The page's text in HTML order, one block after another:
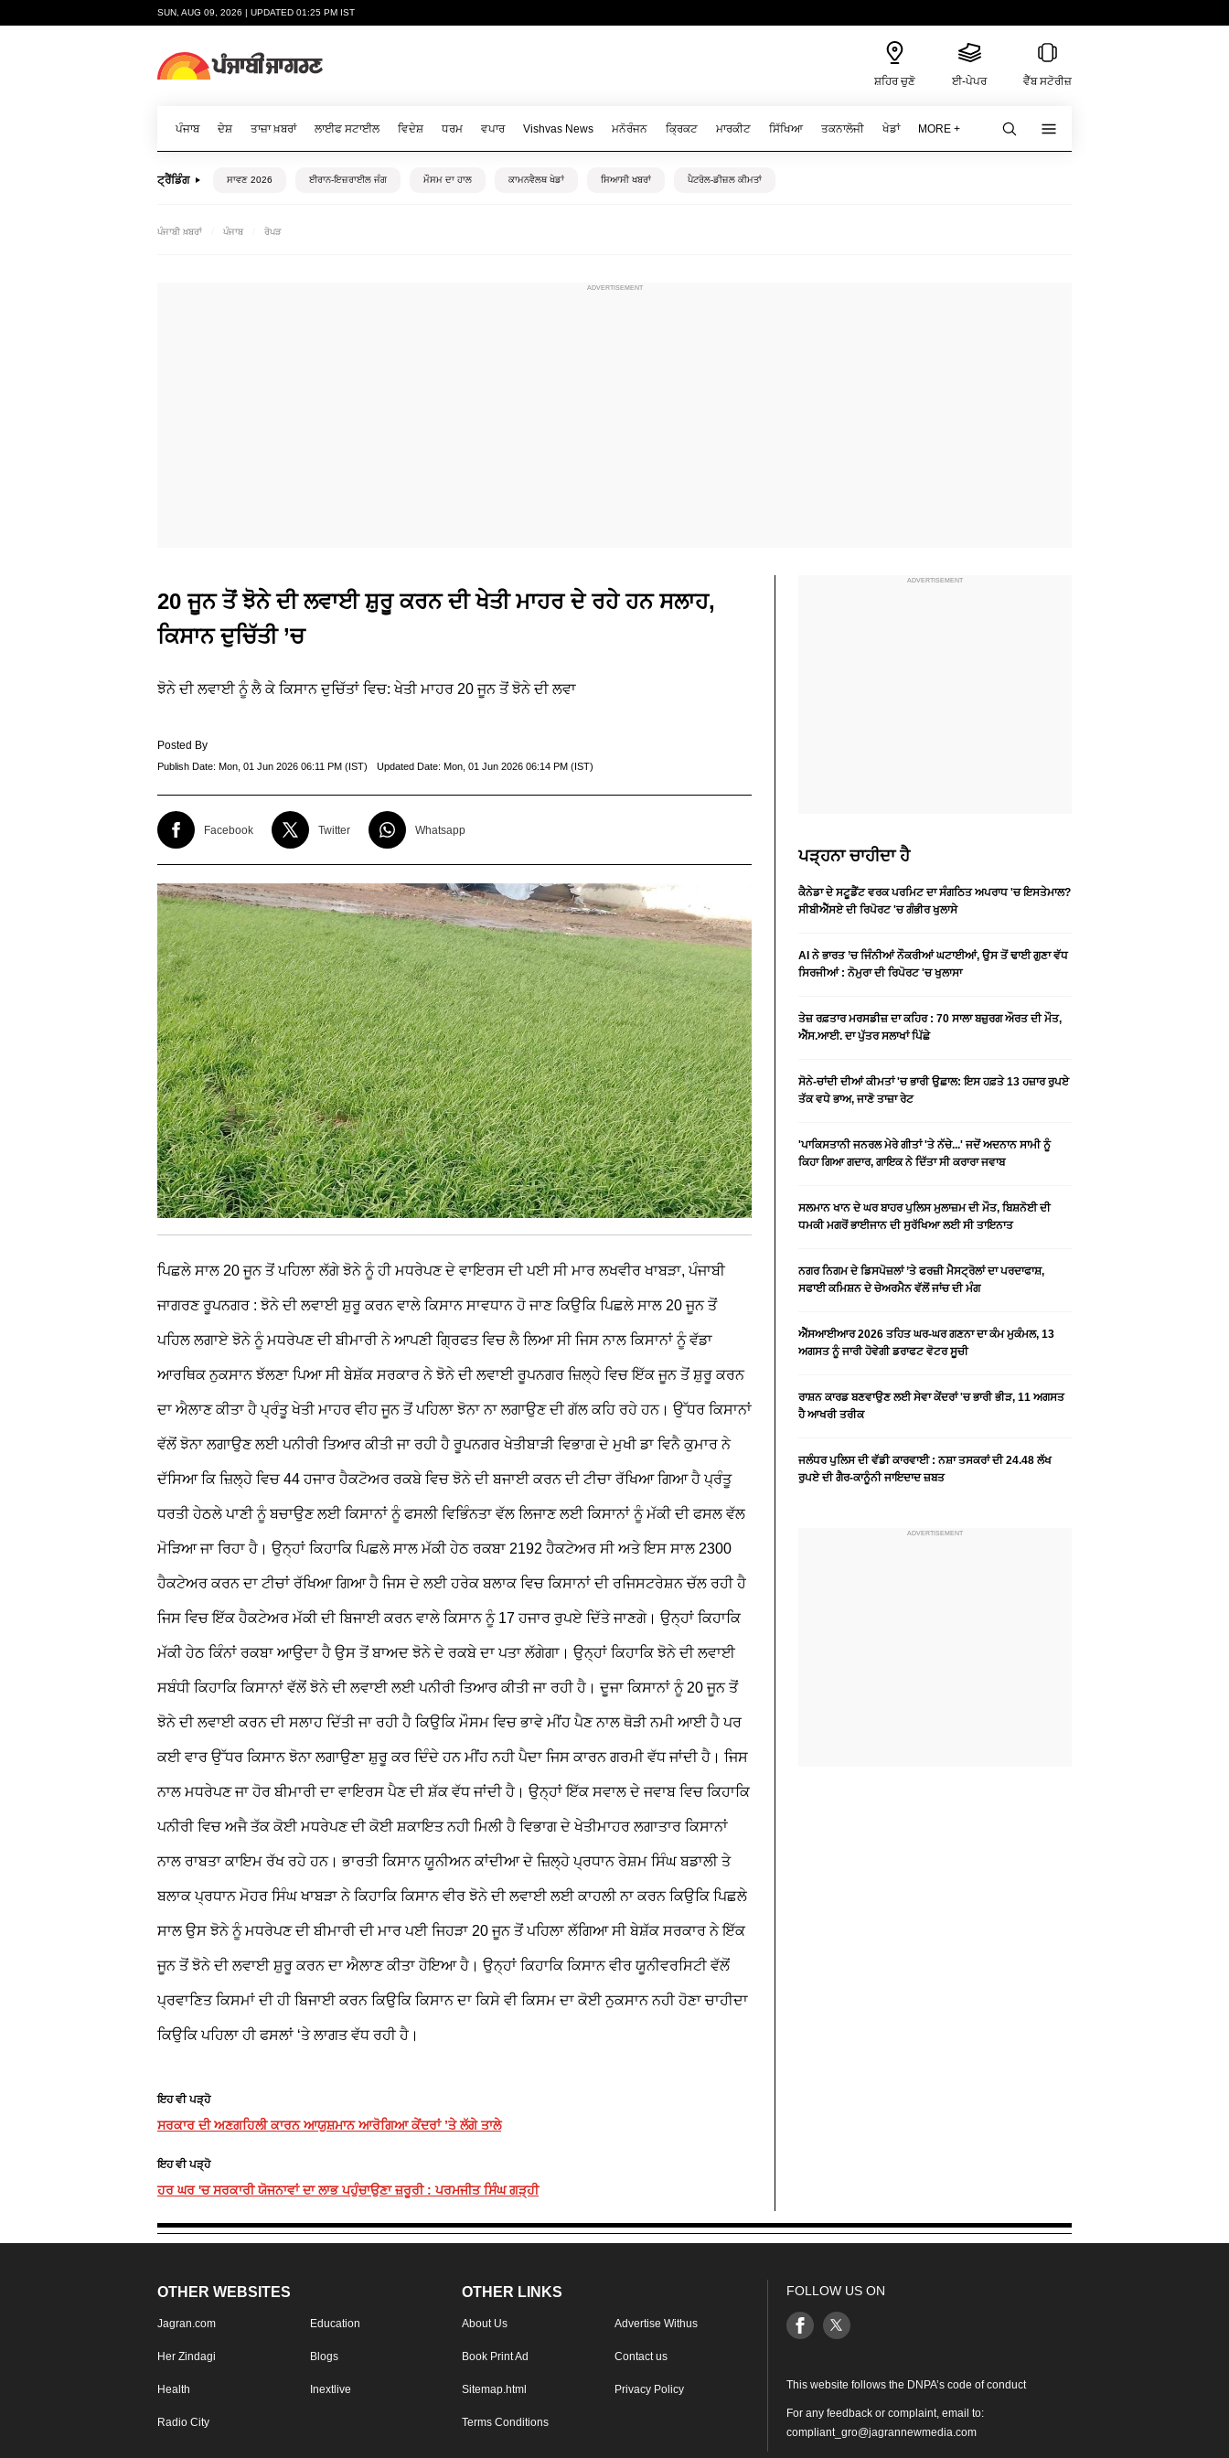
SUN, AUG 09, 2026 | UPDATED 01:25 PM IST
ਸ਼ਹਿਰ ਚੁਣੋ ਈ-ਪੇਪਰ ਵੈੱਬ ਸਟੋਰੀਜ਼
ਪੰਜਾਬ ਦੇਸ਼ ਤਾਜ਼ਾ ਖ਼ਬਰਾਂ ਲਾਈਫ ਸਟਾਈਲ ਵਿਦੇਸ਼ ਧਰਮ ਵਪਾਰ Vishvas News ਮਨੋਰੰਜਨ ਕ੍ਰਿਕਟ ਮਾਰਕੀਟ ਸਿੱਖਿਆ ਤਕਨਾਲੋਜੀ ਖੇਡਾਂ MORE +
ਟ੍ਰੈਂਡਿੰਗ ਸਾਵਣ 2026 ਈਰਾਨ-ਇਜ਼ਰਾਈਲ ਜੰਗ ਮੌਸਮ ਦਾ ਹਾਲ ਕਾਮਨਵੈਲਥ ਖੇਡਾਂ ਸਿਆਸੀ ਖਬਰਾਂ ਪੈਟਰੋਲ-ਡੀਜ਼ਲ ਕੀਮਤਾਂ
ਪੰਜਾਬੀ ਖ਼ਬਰਾਂ ਪੰਜਾਬ ਰੋਪੜ
20 ਜੂਨ ਤੋਂ ਝੋਨੇ ਦੀ ਲਵਾਈ ਸ਼ੁਰੂ ਕਰਨ ਦੀ ਖੇਤੀ ਮਾਹਰ ਦੇ ਰਹੇ ਹਨ ਸਲਾਹ,
ਕਿਸਾਨ ਦੁਚਿੱਤੀ ’ਚ
ਝੋਨੇ ਦੀ ਲਵਾਈ ਨੂੰ ਲੈ ਕੇ ਕਿਸਾਨ ਦੁਚਿੱਤਾਂ ਵਿਚ: ਖੇਤੀ ਮਾਹਰ 20 ਜੂਨ ਤੋਂ ਝੋਨੇ ਦੀ ਲਵਾ
Posted By
Publish Date: Mon, 01 Jun 2026 06:11 PM (IST) Updated Date: Mon, 01 Jun 2026 06:14 PM (IST)
Facebook Twitter Whatsapp
ਪਿਛਲੇ ਸਾਲ 20 ਜੂਨ ਤੋਂ ਪਹਿਲਾ ਲੱਗੇ ਝੋਨੇ ਨੂੰ ਹੀ ਮਧਰੇਪਣ ਦੇ ਵਾਇਰਸ ਦੀ ਪਈ ਸੀ ਮਾਰ ਲਖਵੀਰ ਖਾਬੜਾ, ਪੰਜਾਬੀ
ਜਾਗਰਣਰੂਪਨਗਰ : ਝੋਨੇ ਦੀ ਲਵਾਈ ਸ਼ੁਰੂ ਕਰਨ ਵਾਲੇ ਕਿਸਾਨ ਸਾਵਧਾਨ ਹੋ ਜਾਣ ਕਿਉਕਿ ਪਿਛਲੇ ਸਾਲ 20 ਜੂਨ ਤੋਂ
ਪਹਿਲ ਲਗਾਏ ਝੋਨੇ ਨੂੰ ਮਧਰੇਪਣ ਦੀ ਬੀਮਾਰੀ ਨੇ ਆਪਣੀ ਗ੍ਰਿਫਤ ਵਿਚ ਲੈ ਲਿਆ ਸੀ ਜਿਸ ਨਾਲ ਕਿਸਾਨਾਂ ਨੂੰ ਵੱਡਾ
ਆਰਥਿਕ ਨੁਕਸਾਨ ਝੱਲਣਾ ਪਿਆ ਸੀ ਬੇਸ਼ੱਕ ਸਰਕਾਰ ਨੇ ਝੋਨੇ ਦੀ ਲਵਾਈ ਰੂਪਨਗਰ ਜ਼ਿਲ੍ਹੇ ਵਿਚ ਇੱਕ ਜੂਨ ਤੋਂ ਸ਼ੁਰੂ ਕਰਨ
ਦਾ ਐਲਾਣ ਕੀਤਾ ਹੈ ਪ੍ਰੰਤੂ ਖੇਤੀ ਮਾਹਰ ਵੀਹ ਜੂਨ ਤੋਂ ਪਹਿਲਾ ਝੋਨਾ ਨਾ ਲਗਾਉਣ ਦੀ ਗੱਲ ਕਹਿ ਰਹੇ ਹਨ। ਉੱਧਰ ਕਿਸਾਨਾਂ
ਵੱਲੋਂ ਝੋਨਾ ਲਗਾਉਣ ਲਈ ਪਨੀਰੀ ਤਿਆਰ ਕੀਤੀ ਜਾ ਰਹੀ ਹੈ ਰੂਪਨਗਰ ਖੇਤੀਬਾੜੀ ਵਿਭਾਗ ਦੇ ਮੁਖੀ ਡਾ ਵਿਨੈ ਕੁਮਾਰ ਨੇ
ਦੱਸਿਆ ਕਿ ਜ਼ਿਲ੍ਹੇ ਵਿਚ 44 ਹਜਾਰ ਹੈਕਟੋਅਰ ਰਕਬੇ ਵਿਚ ਝੋਨੇ ਦੀ ਬਜਾਈ ਕਰਨ ਦੀ ਟੀਚਾ ਰੱਖਿਆ ਗਿਆ ਹੈ ਪ੍ਰੰਤੂ
ਧਰਤੀ ਹੇਠਲੇ ਪਾਣੀ ਨੂੰ ਬਚਾਉਣ ਲਈ ਕਿਸਾਨਾਂ ਨੂੰ ਫਸਲੀ ਵਿਭਿੰਨਤਾ ਵੱਲ ਲਿਜਾਣ ਲਈ ਕਿਸਾਨਾਂ ਨੂੰ ਮੱਕੀ ਦੀ ਫਸਲ ਵੱਲ
ਮੋੜਿਆ ਜਾ ਰਿਹਾ ਹੈ। ਉਨ੍ਹਾਂ ਕਿਹਾਕਿ ਪਿਛਲੇ ਸਾਲ ਮੱਕੀ ਹੇਠ ਰਕਬਾ 2192 ਹੈਕਟੇਅਰ ਸੀ ਅਤੇ ਇਸ ਸਾਲ 2300
ਹੈਕਟੇਅਰ ਕਰਨ ਦਾ ਟੀਚਾਂ ਰੱਖਿਆ ਗਿਆ ਹੈ ਜਿਸ ਦੇ ਲਈ ਹਰੇਕ ਬਲਾਕ ਵਿਚ ਕਿਸਾਨਾਂ ਦੀ ਰਜਿਸਟਰੇਸ਼ਨ ਚੱਲ ਰਹੀ ਹੈ
ਜਿਸ ਵਿਚ ਇੱਕ ਹੈਕਟੇਅਰ ਮੱਕੀ ਦੀ ਬਿਜਾਈ ਕਰਨ ਵਾਲੇ ਕਿਸਾਨ ਨੂੰ 17 ਹਜਾਰ ਰੁਪਏ ਦਿੱਤੇ ਜਾਣਗੇ। ਉਨ੍ਹਾਂ ਕਿਹਾਕਿ
ਮੱਕੀ ਹੇਠ ਕਿੰਨਾਂ ਰਕਬਾ ਆਉਦਾ ਹੈ ਉਸ ਤੋਂ ਬਾਅਦ ਝੋਨੇ ਦੇ ਰਕਬੇ ਦਾ ਪਤਾ ਲੱਗੇਗਾ। ਉਨ੍ਹਾਂ ਕਿਹਾਕਿ ਝੋਨੇ ਦੀ ਲਵਾਈ
ਸਬੰਧੀ ਕਿਹਾਕਿ ਕਿਸਾਨਾਂ ਵੱਲੋਂ ਝੋਨੇ ਦੀ ਲਵਾਈ ਲਈ ਪਨੀਰੀ ਤਿਆਰ ਕੀਤੀ ਜਾ ਰਹੀ ਹੈ। ਦੂਜਾ ਕਿਸਾਨਾਂ ਨੂੰ 20 ਜੂਨ ਤੋਂ
ਝੋਨੇ ਦੀ ਲਵਾਈ ਕਰਨ ਦੀ ਸਲਾਹ ਦਿੱਤੀ ਜਾ ਰਹੀ ਹੈ ਕਿਉਕਿ ਮੌਸਮ ਵਿਚ ਭਾਵੇ ਮੀਂਹ ਪੈਣ ਨਾਲ ਥੋੜੀ ਨਮੀ ਆਈ ਹੈ ਪਰ
ਕਈ ਵਾਰ ਉੱਧਰ ਕਿਸਾਨ ਝੋਨਾ ਲਗਾਉਣਾ ਸ਼ੁਰੂ ਕਰ ਦਿੰਦੇ ਹਨ ਮੀਂਹ ਨਹੀ ਪੈਦਾ ਜਿਸ ਕਾਰਨ ਗਰਮੀ ਵੱਧ ਜਾਂਦੀ ਹੈ। ਜਿਸ
ਨਾਲ ਮਧਰੇਪਣ ਜਾ ਹੋਰ ਬੀਮਾਰੀ ਦਾ ਵਾਇਰਸ ਪੈਣ ਦੀ ਸ਼ੱਕ ਵੱਧ ਜਾਂਦੀ ਹੈ। ਉਨ੍ਹਾਂ ਇੱਕ ਸਵਾਲ ਦੇ ਜਵਾਬ ਵਿਚ ਕਿਹਾਕਿ
ਪਨੀਰੀ ਵਿਚ ਅਜੈ ਤੱਕ ਕੋਈ ਮਧਰੇਪਣ ਦੀ ਕੋਈ ਸ਼ਕਾਇਤ ਨਹੀ ਮਿਲੀ ਹੈ ਵਿਭਾਗ ਦੇ ਖੇਤੀਮਾਹਰ ਲਗਾਤਾਰ ਕਿਸਾਨਾਂ
ਨਾਲ ਰਾਬਤਾ ਕਾਇਮ ਰੱਖ ਰਹੇ ਹਨ।ਭਾਰਤੀ ਕਿਸਾਨ ਯੂਨੀਅਨ ਕਾਂਦੀਆ ਦੇ ਜ਼ਿਲ੍ਹੇ ਪ੍ਰਧਾਨ ਰੇਸ਼ਮ ਸਿੰਘ ਬਡਾਲੀ ਤੇ
ਬਲਾਕ ਪ੍ਰਧਾਨ ਮੋਹਰ ਸਿੰਘ ਖਾਬੜਾ ਨੇ ਕਿਹਾਕਿ ਕਿਸਾਨ ਵੀਰ ਝੋਨੇ ਦੀ ਲਵਾਈ ਲਈ ਕਾਹਲੀ ਨਾ ਕਰਨ ਕਿਉਕਿ ਪਿਛਲੇ
ਸਾਲ ਉਸ ਝੋਨੇ ਨੂੰ ਮਧਰੇਪਣ ਦੀ ਬੀਮਾਰੀ ਦੀ ਮਾਰ ਪਈ ਜਿਹੜਾ 20 ਜੂਨ ਤੋਂ ਪਹਿਲਾ ਲੱਗਿਆ ਸੀ ਬੇਸ਼ੱਕ ਸਰਕਾਰ ਨੇ ਇੱਕ
ਜੂਨ ਤੋਂ ਝੋਨੇ ਦੀ ਲਵਾਈ ਸ਼ੁਰੂ ਕਰਨ ਦਾ ਐਲਾਣ ਕੀਤਾ ਹੋਇਆ ਹੈ। ਉਨ੍ਹਾਂ ਕਿਹਾਕਿ ਕਿਸਾਨ ਵੀਰ ਯੂਨੀਵਰਸਿਟੀ ਵੱਲੋਂ
ਪ੍ਰਵਾਣਿਤ ਕਿਸਮਾਂ ਦੀ ਹੀ ਬਿਜਾਈ ਕਰਨ ਕਿਉਕਿ ਕਿਸਾਨ ਦਾ ਕਿਸੇ ਵੀ ਕਿਸਮ ਦਾ ਕੋਈ ਨੁਕਸਾਨ ਨਹੀ ਹੋਣਾ ਚਾਹੀਦਾ
ਕਿਉਕਿ ਪਹਿਲਾ ਹੀ ਫਸਲਾਂ ‘ਤੇ ਲਾਗਤ ਵੱਧ ਰਹੀ ਹੈ।
ਇਹ ਵੀ ਪੜ੍ਹੋ
ਸਰਕਾਰ ਦੀ ਅਣਗਹਿਲੀ ਕਾਰਨ ਆਯੁਸ਼ਮਾਨ ਆਰੋਗਿਆ ਕੇਂਦਰਾਂ ’ਤੇ ਲੱਗੇ ਤਾਲੇ
ਇਹ ਵੀ ਪੜ੍ਹੋ
ਹਰ ਘਰ 'ਚ ਸਰਕਾਰੀ ਯੋਜਨਾਵਾਂ ਦਾ ਲਾਭ ਪਹੁੰਚਾਉਣਾ ਜ਼ਰੂਰੀ : ਪਰਮਜੀਤ ਸਿੰਘ ਗੜ੍ਹੀ
ਪੜ੍ਹਨਾ ਚਾਹੀਦਾ ਹੈ
ਕੈਨੇਡਾ ਦੇ ਸਟੂਡੈਂਟ ਵਰਕ ਪਰਮਿਟ ਦਾ ਸੰਗਠਿਤ ਅਪਰਾਧ 'ਚ ਇਸਤੇਮਾਲ?
ਸੀਬੀਐੱਸਏ ਦੀ ਰਿਪੋਰਟ 'ਚ ਗੰਭੀਰ ਖੁਲਾਸੇ
AI ਨੇ ਭਾਰਤ ’ਚ ਜਿੰਨੀਆਂ ਨੌਕਰੀਆਂ ਘਟਾਈਆਂ, ਉਸ ਤੋਂ ਢਾਈ ਗੁਣਾ ਵੱਧ
ਸਿਰਜੀਆਂ : ਨੋਮੁਰਾ ਦੀ ਰਿਪੋਰਟ 'ਚ ਖੁਲਾਸਾ
ਤੇਜ਼ ਰਫ਼ਤਾਰ ਮਰਸਡੀਜ਼ ਦਾ ਕਹਿਰ : 70 ਸਾਲਾ ਬਜ਼ੁਰਗ ਔਰਤ ਦੀ ਮੌਤ,
ਐੱਸ.ਆਈ. ਦਾ ਪੁੱਤਰ ਸਲਾਖਾਂ ਪਿੱਛੇ
ਸੋਨੇ-ਚਾਂਦੀ ਦੀਆਂ ਕੀਮਤਾਂ 'ਚ ਭਾਰੀ ਉਛਾਲ: ਇਸ ਹਫ਼ਤੇ 13 ਹਜ਼ਾਰ ਰੁਪਏ
ਤੱਕ ਵਧੇ ਭਾਅ, ਜਾਣੋ ਤਾਜ਼ਾ ਰੇਟ
'ਪਾਕਿਸਤਾਨੀ ਜਨਰਲ ਮੇਰੇ ਗੀਤਾਂ 'ਤੇ ਨੱਚੇ...' ਜਦੋਂ ਅਦਨਾਨ ਸਾਮੀ ਨੂੰ
ਕਿਹਾ ਗਿਆ ਗਦਾਰ, ਗਾਇਕ ਨੇ ਦਿੱਤਾ ਸੀ ਕਰਾਰਾ ਜਵਾਬ
ਸਲਮਾਨ ਖਾਨ ਦੇ ਘਰ ਬਾਹਰ ਪੁਲਿਸ ਮੁਲਾਜ਼ਮ ਦੀ ਮੌਤ, ਬਿਸ਼ਨੋਈ ਦੀ
ਧਮਕੀ ਮਗਰੋਂ ਭਾਈਜਾਨ ਦੀ ਸੁਰੱਖਿਆ ਲਈ ਸੀ ਤਾਇਨਾਤ
ਨਗਰ ਨਿਗਮ ਦੇ ਡਿਸਪੋਜ਼ਲਾਂ ’ਤੇ ਫਰਜ਼ੀ ਮੈਸਟ੍ਰੋਲਾਂ ਦਾ ਪਰਦਾਫਾਸ਼,
ਸਫਾਈ ਕਮਿਸ਼ਨ ਦੇ ਚੇਅਰਮੈਨ ਵੱਲੋਂ ਜਾਂਚ ਦੀ ਮੰਗ
ਐੱਸਆਈਆਰ 2026 ਤਹਿਤ ਘਰ-ਘਰ ਗਣਨਾ ਦਾ ਕੰਮ ਮੁਕੰਮਲ, 13
ਅਗਸਤ ਨੂੰ ਜਾਰੀ ਹੋਵੇਗੀ ਡਰਾਫਟ ਵੋਟਰ ਸੂਚੀ
ਰਾਸ਼ਨ ਕਾਰਡ ਬਣਵਾਉਣ ਲਈ ਸੇਵਾ ਕੇਂਦਰਾਂ 'ਚ ਭਾਰੀ ਭੀੜ, 11 ਅਗਸਤ
ਹੈ ਆਖਰੀ ਤਰੀਕ
ਜਲੰਧਰ ਪੁਲਿਸ ਦੀ ਵੱਡੀ ਕਾਰਵਾਈ : ਨਸ਼ਾ ਤਸਕਰਾਂ ਦੀ 24.48 ਲੱਖ
ਰੁਪਏ ਦੀ ਗੈਰ-ਕਾਨੂੰਨੀ ਜਾਇਦਾਦ ਜ਼ਬਤ
OTHER WEBSITES
Jagran.com Education
Her Zindagi Blogs
Health Inextlive
Radio City
OTHER LINKS
About Us Advertise Withus
Book Print Ad Contact us
Sitemap.html Privacy Policy
Terms Conditions
FOLLOW US ON
This website follows the DNPA’s code of conduct
For any feedback or complaint, email to:
compliant_gro@jagrannewmedia.com